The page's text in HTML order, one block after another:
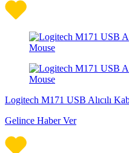
Logitech M171 USB Alıcılı
Gelince Haber Ver